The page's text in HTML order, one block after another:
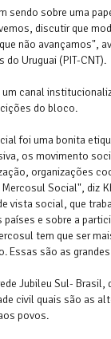
sendo sobre uma
discutir que
não avançamos",
do Uruguai (PIT-CNT).
um canal
do bloco.
foi uma bonita
os movimento
organizações
Social", diz
vista social, que
e sobre a
tem que ser
Essas são as
Jubileu Sul- Brasil,
civil quais são as
povos.